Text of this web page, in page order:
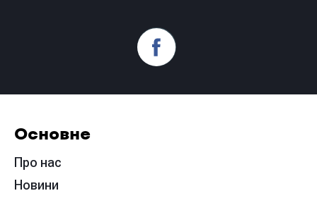
Основне
Про нас
Новини